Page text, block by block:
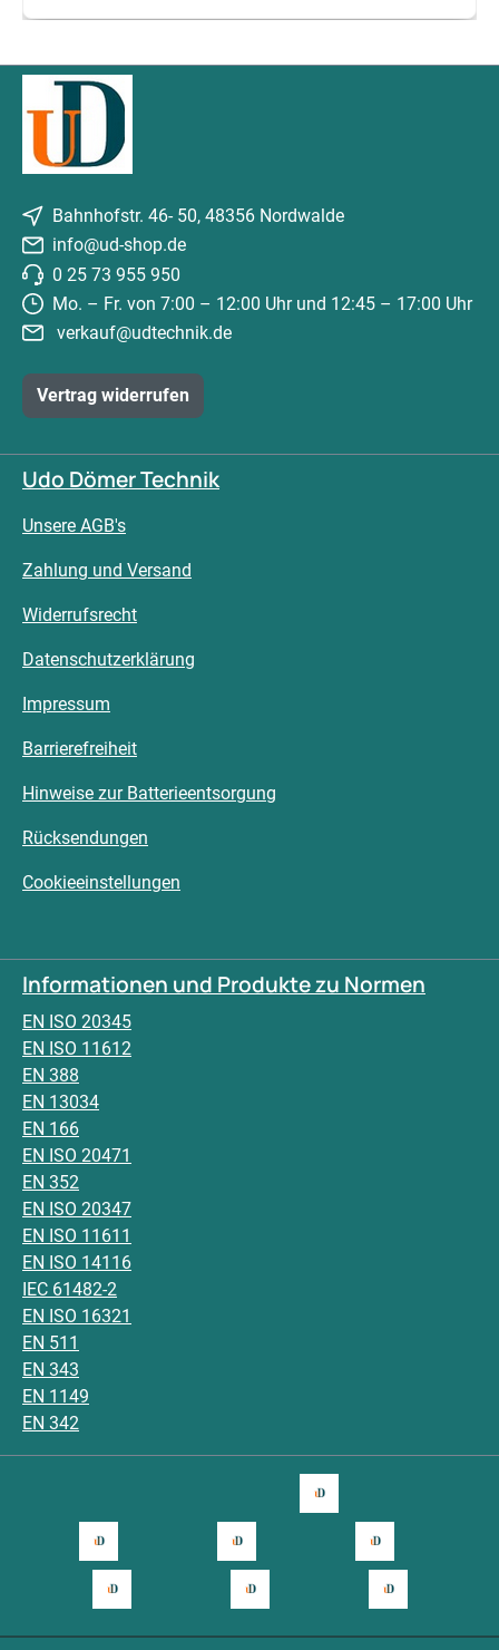
Bahnhofstr. 46- 50, 48356 Nordwalde
info@ud-shop.de
0 25 73 955 950
Mo. – Fr. von 7:00 – 12:00 Uhr und 12:45 – 17:00 Uhr
verkauf@udtechnik.de
Vertrag widerrufen
Udo Dömer Technik
Unsere AGB's
Zahlung und Versand
Widerrufsrecht
Datenschutzerklärung
Impressum
Barrierefreiheit
Hinweise zur Batterieentsorgung
Rücksendungen
Cookieeinstellungen
Informationen und Produkte zu Normen
EN ISO 20345
EN ISO 11612
EN 388
EN 13034
EN 166
EN ISO 20471
EN 352
EN ISO 20347
EN ISO 11611
EN ISO 14116
IEC 61482-2
EN ISO 16321
EN 511
EN 343
EN 1149
EN 342